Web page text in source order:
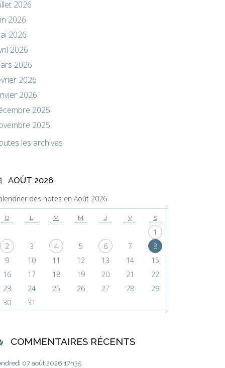
2026
2026
2026
2026
2026
2026
2026
2025
2025
les archives
AOÛT 2026
des notes en Août 2026
D L M M J V S
1
2
3 4 5 6 7
8
9
10 11 12 13 14
15
16
17 18 19 20 21
22
23
24 25 26 27 28
29
30
31
COMMENTAIRES RÉCENTS
07 août 2026 17h35